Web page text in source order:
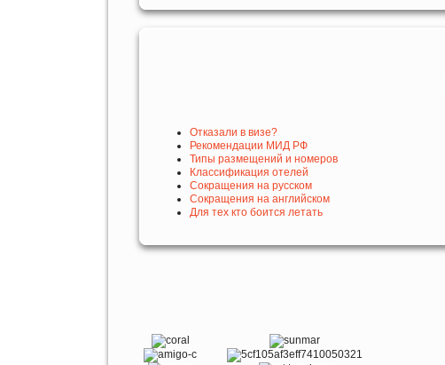
Отказали в визе?
Рекомендации МИД РФ
Типы размещений и номеров
Классификация отелей
Сокращения на русском
Сокращения на английском
Для тех кто боится летать